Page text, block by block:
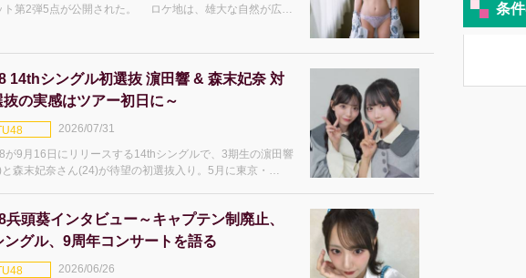
5点が公開された。 ロケ地は、雄大な自然が広が
14thシングル初選抜 濵田響 & 森末妃奈 対
抜の実感はツアー初日に～
2026/07/31
9月16日にリリースする14thシングルで、3期生の濵田響
森末妃奈さん(24)が待望の初選抜入り。5月に東京・
兵頭葵インタビュー～キャプテン制廃止、
ングル、9周年コンサートを語る
2026/06/26
条